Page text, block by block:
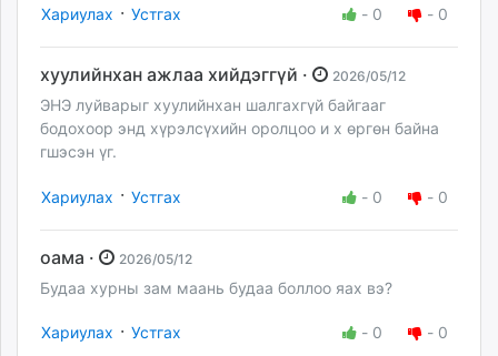
Хариулах · Устгах - 0 - 0
хуулийнхан ажлаа хийдэггүй · 2026/05/12
ЭНЭ луйварыг хуулийнхан шалгахгүй байгааг
бодохоор энд хүрэлсүхийн оролцоо и х өргөн байна
гшэсэн үг.
Хариулах · Устгах - 0 - 0
оама · 2026/05/12
Будаа хурны зам маань будаа боллоо яах вэ?
Хариулах · Устгах - 0 - 0